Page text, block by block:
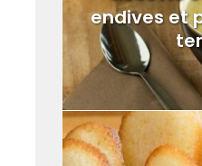
endives et